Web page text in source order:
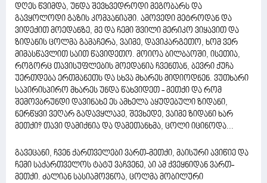
დღეს წვიმდა, უნდა შევხვედროდი მეგობარს და
გავყოლოდი გაზის კომპანიაში. ამოვედი მეტროდან და
ვიდექით მოედანზე, მე და ჩემი შვილი მერიკო ვიყავით და
ზიდანის ცოლმა გამაჩერა, ვაიმე, დავიკარგეთო, ხომ ვერ
მიმასწავლით საით წავიდეთო. მოიოა ბილბაოში, ისეთია,
როგორც თავისუფლების მოედანია ჩვენთან, ბევრი ქუჩა
უერთდება ერთმანეთს და სხვა მხარეს მიდიოდნენ. ვუთხარი
საპირისპირო მხარეს უნდა წახვიდეთ - მეთქი და რომ
შემოვბრუნდი დავინახე ეს ამხელა აყუდებული ზიდანი,
ნერწყვი ვეღარ გადავყლაპე, შევხედე, ვაიმე ზიდანი ხარ
მეთქი? თავი დამიქნია და დამეთანხმა, ცოლი იცინოდა...
გავეცანი, ჩვენ ქართველები ვართ-მეთქი, მაისური ავიწიე და
ჩემი საქართველოს ტატუ ვაჩვენე, აი ამ ქვეყნიდან ვართ-
მეთქი. ძალიან სასიამოვნოა, ცოლმა მობილური